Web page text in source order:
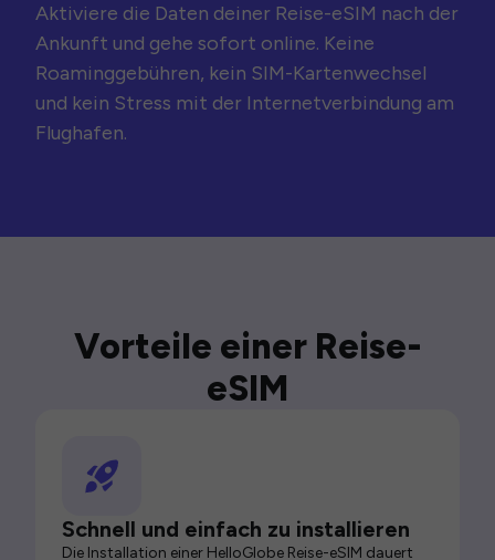
Aktiviere die Daten deiner Reise-eSIM nach der
Ankunft und gehe sofort online. Keine
Roaminggebühren, kein SIM-Kartenwechsel
und kein Stress mit der Internetverbindung am
Flughafen.
Vorteile einer Reise-
eSIM
Schnell und einfach zu installieren
Die Installation einer HelloGlobe Reise-eSIM dauert